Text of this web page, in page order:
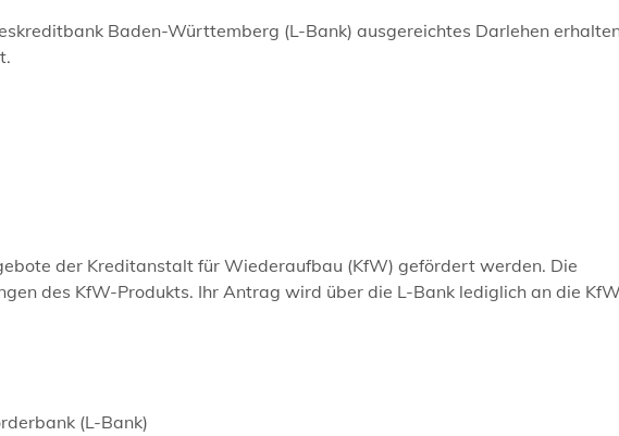
Baden-Württemberg (L-Bank) ausgereichtes Darlehen
der Kreditanstalt für Wiederaufbau (KfW) gefördert werden. Die
des KfW-Produkts. Ihr Antrag wird über die L-Bank lediglich an die
(L-Bank)